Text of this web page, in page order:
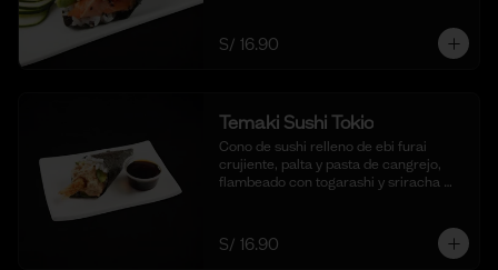
S/ 16.90
Temaki Sushi Tokio
Cono de sushi relleno de ebi furai
crujiente, palta y pasta de cangrejo,
flambeado con togarashi y sriracha
S/ 16.90